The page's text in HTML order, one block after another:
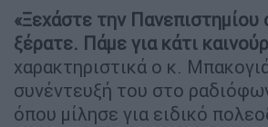
«Ξεχάστε την
ξέρατε. Πάμε για κάτι
χαρακτηριστικά ο κ.
συνέντευξή του στο
όπου μίλησε για ειδικό